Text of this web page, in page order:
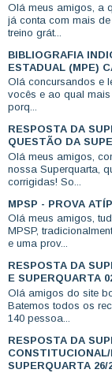
Olá meus amigos, a
já conta com mais
treino grát...
BIBLIOGRAFIA
ESTADUAL (MPE)
Olá concursandos e
vocês e ao qual
porq...
RESPOSTA DA
QUESTÃO DA
Olá meus amigos,
nossa Superquarta,
corrigidas! So...
MPSP - PROVA
Olá meus amigos,
MPSP,
e uma prov...
RESPOSTA DA
E SUPERQUARTA
Olá amigos do site
Batemos todos os
140 pessoa...
RESPOSTA DA
SUPERQUARTA